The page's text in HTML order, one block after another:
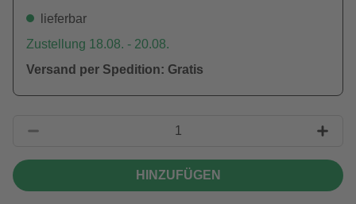
lieferbar
Zustellung 18.08. - 20.08.
Versand per Spedition: Gratis
HINZUFÜGEN